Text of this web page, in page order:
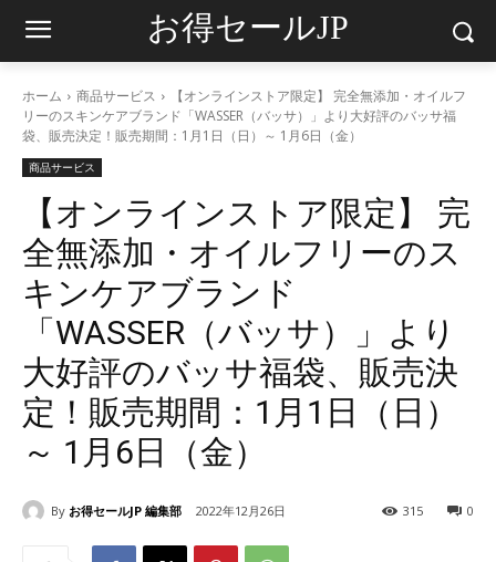
お得セールJP
ホーム 商品サービス
【オンラインストア限定】 完全無添加・オイルフ
リーのスキンケアブランド「WASSER（バッサ）」より大好評のバッサ福
袋、販売決定！販売期間：1月1日（日）～ 1月6日（金）
商品サービス
【オンラインストア限定】 完
全無添加・オイルフリーのス
キンケアブランド
「WASSER（バッサ）」より
大好評のバッサ福袋、販売決
定！販売期間：1月1日（日）
～ 1月6日（金）
By お得セールJP 編集部 2022年12月26日 0
315